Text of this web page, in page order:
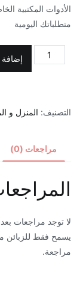
الأدوات المكتبية
متطلباتك اليومية
كمية
حامل
محمول
ومراوح
إضافة
التصنيف: المنزل و
مراجعات (0)
لا توجد مراجعات
يسمح فقط للزبائن
مراجعة.